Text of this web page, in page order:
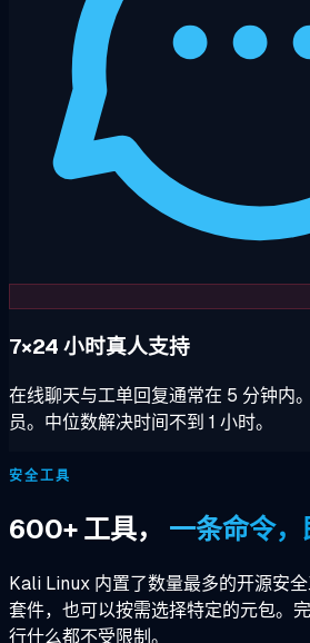
7×24 小时真人支持
在线聊天与工单回复通常在 5 分钟内
员。中位数解决时间不到 1 小时。
安全工具
600+ 工具， 一条命令，
Kali Linux 内置了数量最多的开源安
套件，也可以按需选择特定的元包。
行什么都不受限制。